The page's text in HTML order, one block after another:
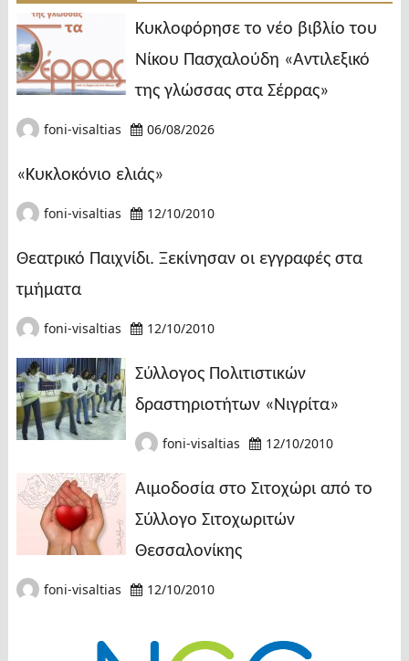
Κυκλοφόρησε το νέο βιβλίο του
Νίκου Πασχαλούδη «Αντιλεξικό
της γλώσσας στα Σέρρας»
foni-visaltias 06/08/2026
«Κυκλοκόνιο ελιάς»
foni-visaltias 12/10/2010
Θεατρικό Παιχνίδι. Ξεκίνησαν οι εγγραφές στα
τμήματα
foni-visaltias 12/10/2010
Σύλλογος Πολιτιστικών
δραστηριοτήτων «Νιγρίτα»
foni-visaltias 12/10/2010
Αιμοδοσία στο Σιτοχώρι από το
Σύλλογο Σιτοχωριτών
Θεσσαλονίκης
foni-visaltias 12/10/2010